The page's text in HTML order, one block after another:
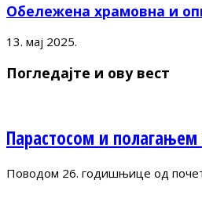
Обележена храмовна и
13. мај 2025.
Погледајте и ову вест
Парастосом и
Поводом 26. годишњице од